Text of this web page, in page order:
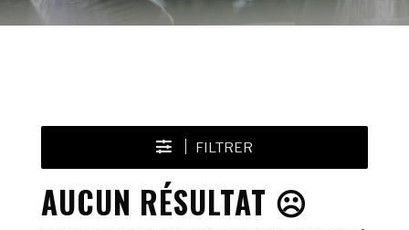
FILTRER
AUCUN RÉSULTAT ☹️